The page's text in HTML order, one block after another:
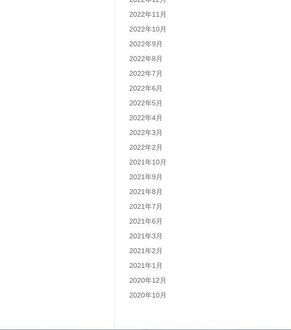
2022年11月
2022年10月
2022年9月
2022年8月
2022年7月
2022年6月
2022年5月
2022年4月
2022年3月
2022年2月
2021年10月
2021年9月
2021年8月
2021年7月
2021年6月
2021年3月
2021年2月
2021年1月
2020年12月
2020年10月